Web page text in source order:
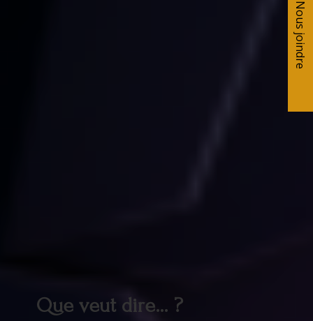
Nous joindre
Que veut dire… ?